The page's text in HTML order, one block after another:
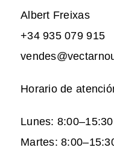
Albert Freixas
+34 935 079 915
Horario de
Lunes:
Martes: